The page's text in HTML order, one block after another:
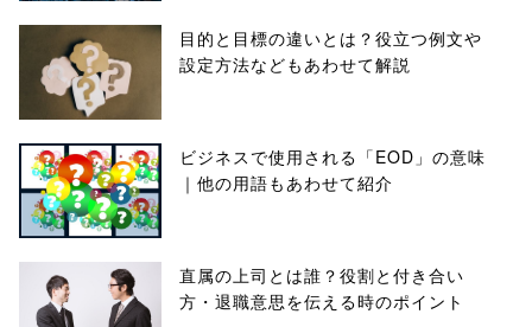
目的と目標の違いとは？役立つ例文や
設定方法などもあわせて解説
ビジネスで使用される「EOD」の意味
｜他の用語もあわせて紹介
直属の上司とは誰？役割と付き合い
方・退職意思を伝える時のポイント